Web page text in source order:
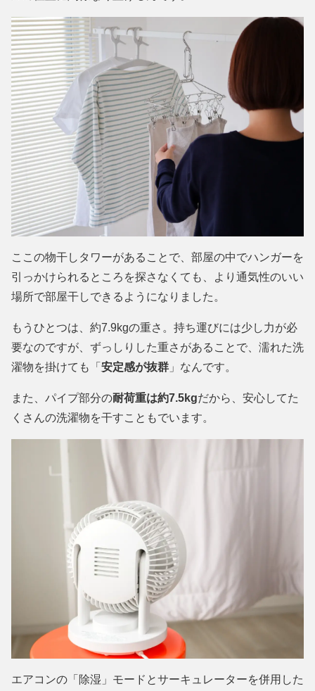
ここの物干しタワーがあることで、部屋の中でハンガーを
引っかけられるところを探さなくても、より通気性のいい
場所で部屋干しできるようになりました。
もうひとつは、約7.9kgの重さ。持ち運びには少し力が必
要なのですが、ずっしりした重さがあることで、濡れた洗
濯物を掛けても「 安定感が抜群 」なんです。
また、パイプ部分の耐荷重は約7.5kgだから、安心してた
くさんの洗濯物を干すこともでいます。
エアコンの「除湿」モードとサーキュレーターを併用した